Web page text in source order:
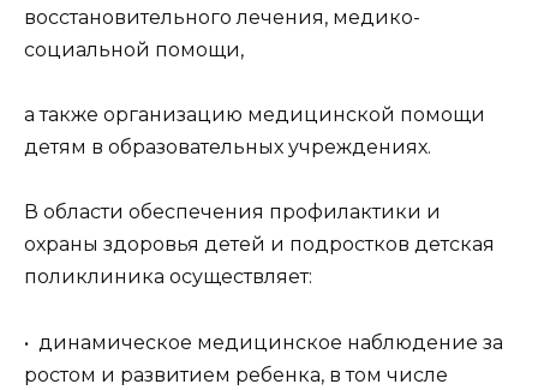
восстановительного лечения, медико-
социальной помощи,
а также организацию медицинской помощи
детям в образовательных учреждениях.
В области обеспечения профилактики и
охраны здоровья детей и подростков детская
поликлиника осуществляет:
• динамическое медицинское наблюдение за
ростом и развитием ребенка, в том числе